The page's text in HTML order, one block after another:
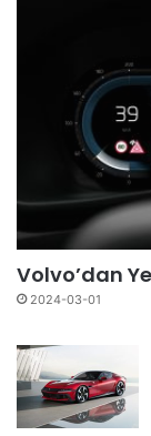
Volvo’dan
2024-03-01